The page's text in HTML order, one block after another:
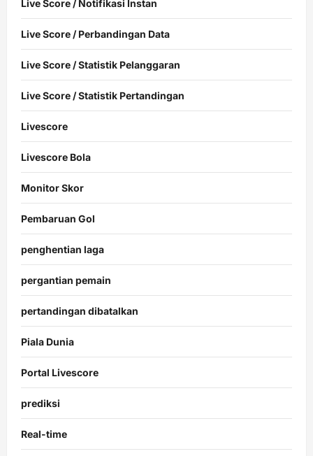
Live Score / Notifikasi Instan
Live Score / Perbandingan Data
Live Score / Statistik Pelanggaran
Live Score / Statistik Pertandingan
Livescore
Livescore Bola
Monitor Skor
Pembaruan Gol
penghentian laga
pergantian pemain
pertandingan dibatalkan
Piala Dunia
Portal Livescore
prediksi
Real-time